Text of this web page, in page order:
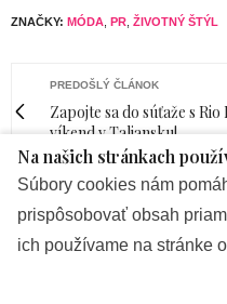
ZNAČKY: MÓDA PR ŽIVOTNÝ ŠTÝL
PREDOŠLÝ ČLÁNOK
Zapojte sa do súťaže s
víkend v Taliansku!
Victoria's Secret otvára
Na našich stránkach
Súbory cookies nám
prispôsobovať obsah
ich používame na stránke o